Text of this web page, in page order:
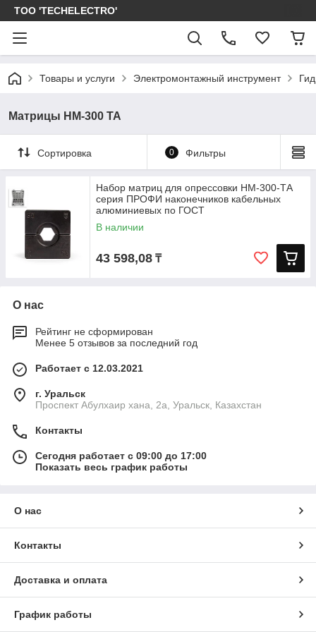
ТОО 'TECHELECTRO'
Товары и услуги Электромонтажный инструмент
Матрицы НМ-300 ТА
Сортировка 0 Фильтры
Набор матриц для опрессовки НМ-300-ТА
серия ПРОФИ наконечников кабельных
алюминиевых по ГОСТ
В наличии
43 598,08 ₸
О нас
Рейтинг не сформирован
Менее 5 отзывов за последний год
Работает с 12.03.2021
г. Уральск
Проспект Абулхаир хана, 2а, Уральск, Казахстан
Контакты
Сегодня работает с 09:00 до 17:00
Показать весь график работы
О нас
Контакты
Доставка и оплата
График работы